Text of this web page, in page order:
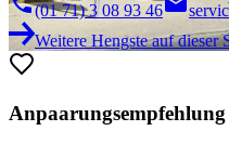
(01 71) 3 08 93 46
Weitere Hengste auf dieser
Anpaarungsempfehlung